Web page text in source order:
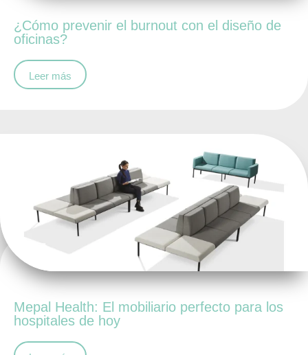
¿Cómo prevenir el burnout con el diseño de
oficinas?
Leer más
Mepal Health: El mobiliario perfecto para los
hospitales de hoy